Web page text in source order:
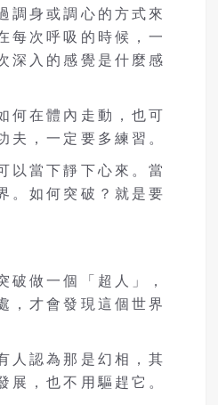
調身或調心的方式來
每次呼吸的時候，一
深入的感覺是什麼感
何在體內走動，也可
夫，一定要多練習。
以當下靜下心來。當
。如何突破？就是要
破做一個「超人」，
，才會發現這個世界
人認為那是幻相，其
展，也不用驅趕它。